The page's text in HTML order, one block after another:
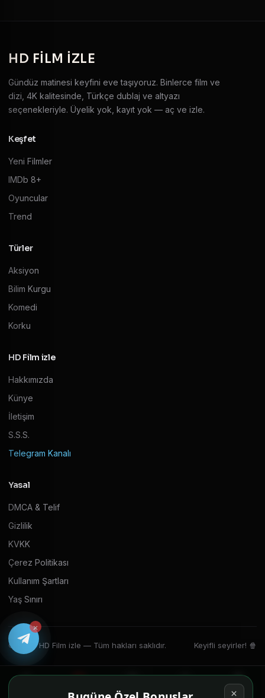
HD FILM IZLE
Gündüz matinesi keyfini eve taşıyoruz. Binlerce film ve
dizi, 4K kalitesinde, Türkçe dublaj ve altyazı
seçenekleriyle. Üyelik yok, kayıt yok — aç ve izle.
Keşfet
Yeni Filmler
IMDb 8+
Oyuncular
Trend
Türler
Aksiyon
Bilim Kurgu
Komedi
Korku
HD Film izle
Hakkımızda
Künye
İletişim
S.S.S.
Telegram Kanalı
Yasal
DMCA & Telif
Gizlilik
KVKK
Çerez Politikası
Kullanım Şartları
Yaş Sınırı
© 2026 HD Film izle — Tüm hakları saklıdır. Keyifli seyirler! 🍿
Oyuncu
×